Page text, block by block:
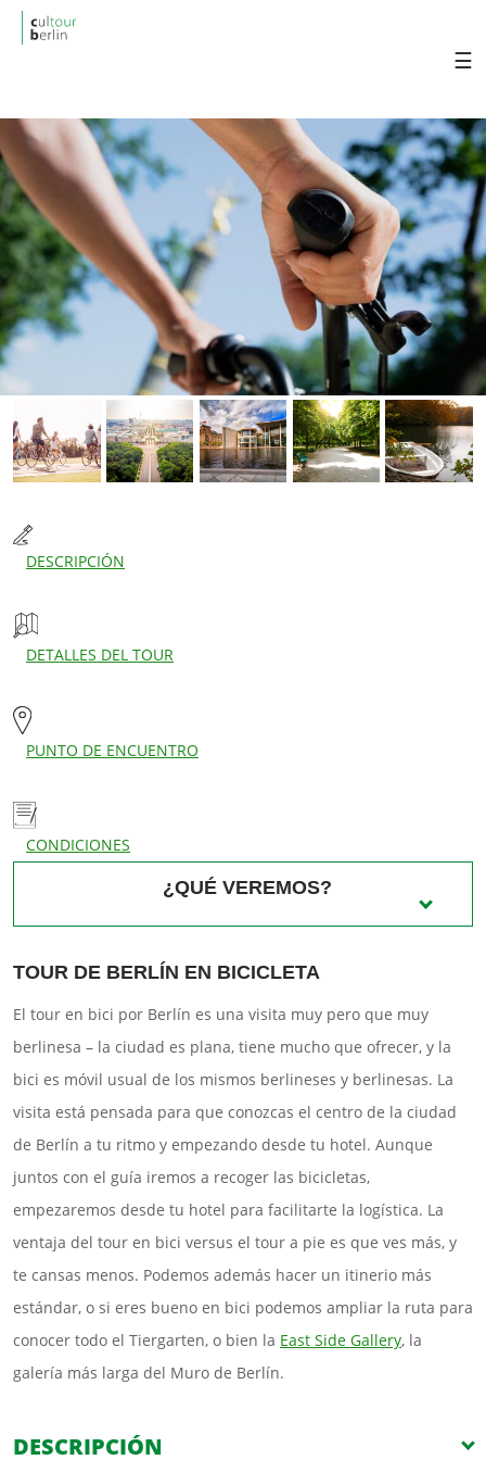
DESCRIPCIÓN
DETALLES DEL TOUR
PUNTO DE ENCUENTRO
CONDICIONES
¿QUÉ VEREMOS?
Alexanderplatz
Isla de los Museos
La Nueva Guardia
Unter den Linden
Plaza de la Ópera
Gendarmenmarkt
Checkpoint Charlie y Muro de Berlin
Potsdamer Platz
Memorial del Holocausto Judío
Tiergarten y zona gubernamental
Puerta de Brandeburgo
TOUR DE BERLÍN EN BICICLETA
El tour en bici por Berlín es una visita muy pero que muy
berlinesa – la ciudad es plana, tiene mucho que ofrecer, y la
bici es móvil usual de los mismos berlineses y berlinesas. La
visita está pensada para que conozcas el centro de la ciudad
de Berlín a tu ritmo y empezando desde tu hotel. Aunque
juntos con el guía iremos a recoger las bicicletas,
empezaremos desde tu hotel para facilitarte la logística. La
ventaja del tour en bici versus el tour a pie es que ves más, y
te cansas menos. Podemos además hacer un itinerio más
estándar, o si eres bueno en bici podemos ampliar la ruta para
conocer todo el Tiergarten, o bien la East Side Gallery, la
galería más larga del Muro de Berlín.
DESCRIPCIÓN